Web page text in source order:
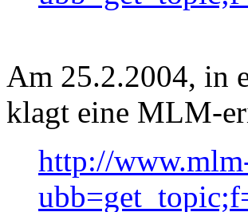
Am 25.2.2004, in
klagt eine MLM-
http://